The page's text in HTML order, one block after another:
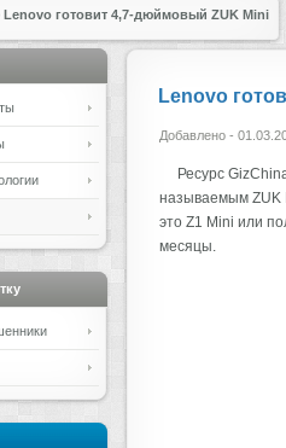
Lenovo готовит 4,7-дюймовый ZUK Mini
Lenovo
Добавлено -
Ресурс
называемым ZUK
это Z1 Mini или
месяцы.